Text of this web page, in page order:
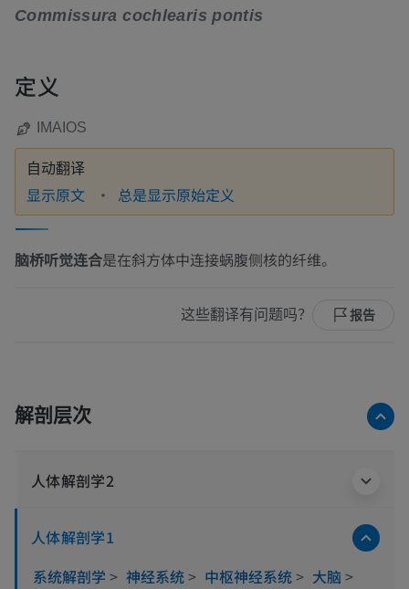
Commissura cochlearis pontis
定义
IMAIOS
自动翻译
显示原文 总是显示原始定义
脑桥听觉连合是在斜方体中连接蜗腹侧核的纤维。
这些翻译有问题吗？ 报告
解剖层次
人体解剖学2
人体解剖学1
系统解剖学 > 神经系统> 中枢神经系统> 大脑 >